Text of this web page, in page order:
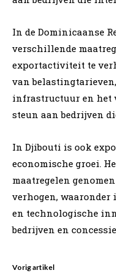
In de Dominicaanse
verschillende
exportactiviteit te
van
infrastructuur en het
steun aan bedrijven
In Djibouti is ook
economische groei.
maatregelen
verhogen,
en technologische
bedrijven en
Vorig artikel